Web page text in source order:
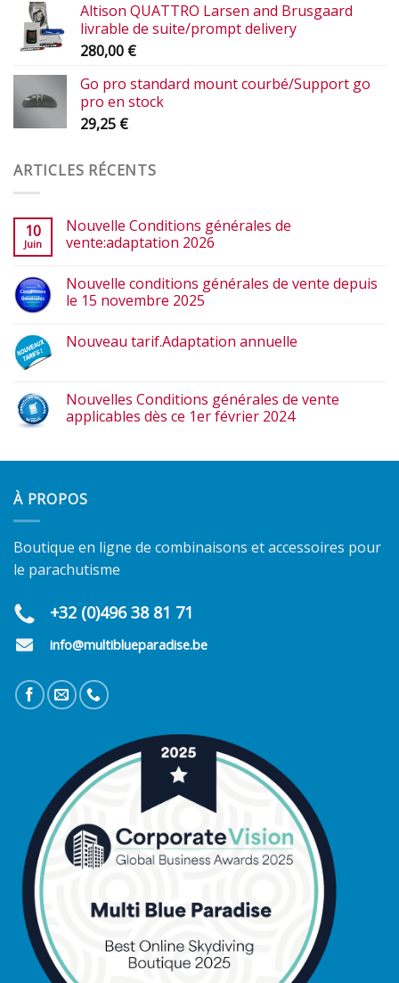
Altison QUATTRO Larsen and Brusgaard
livrable de suite/prompt delivery
280,00 €
Go pro standard mount courbé/Support go
pro en stock
29,25 €
ARTICLES RÉCENTS
10
Juin
Nouvelle Conditions générales de
vente:adaptation 2026
Nouvelle conditions générales de vente depuis
le 15 novembre 2025
Nouveau tarif.Adaptation annuelle
Nouvelles Conditions générales de vente
applicables dès ce 1er février 2024
À PROPOS
Boutique en ligne de combinaisons et accessoires pour
le parachutisme
+32 (0)496 38 81 71
info@multiblueparadise.be